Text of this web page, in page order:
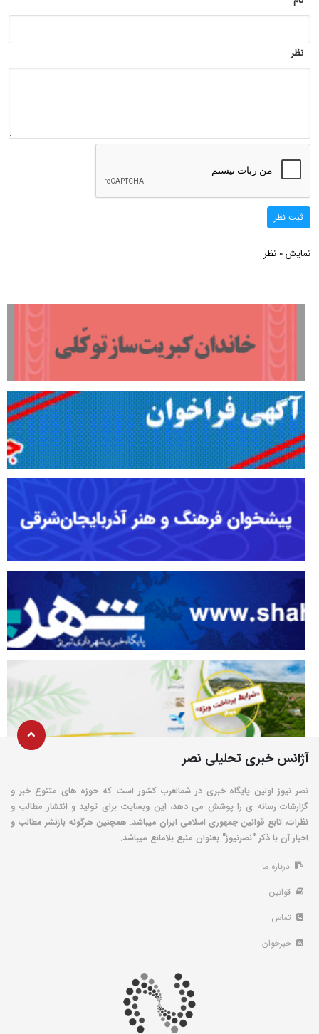
نظر
ثبت نظر
نمایش 0 نظر
آژانس خبری تحلیلی نصر
نصر نیوز اولین پایگاه خبری در شمالغرب کشور است که حوزه های متنوع خبر و
گزارشات رسانه ی را پوشش می دهد، این وبسایت برای تولید و انتشار مطالب و
نظرات، تابع قوانین جمهوری اسلامی ایران میباشد. همچنین هرگونه بازنشر مطالب و
اخبار آن با ذکر "نصرنیوز" بعنوان منبع بلامانع میباشد.
درباره ما
قوانین
تماس
خبرخوان